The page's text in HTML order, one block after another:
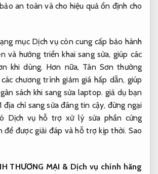
an toàn và cho hiệu quả ổn định cho
mục Dịch vụ còn cung cấp bảo hành
và hướng triển khai sang sửa, giúp các
khi dùng. Hơn nữa, Tân Sơn thường
chương trình giảm giá hấp dẫn, giúp
sách khi sang sửa laptop. giả dụ bạn
địa chỉ sang sửa đáng tin cậy, đừng ngại
Dịch vụ hỗ trợ xử lý sửa phần cứng
để được giải đáp và hỗ trợ kịp thời. Sao
THƯƠNG MẠI & Dịch vụ chính hãng